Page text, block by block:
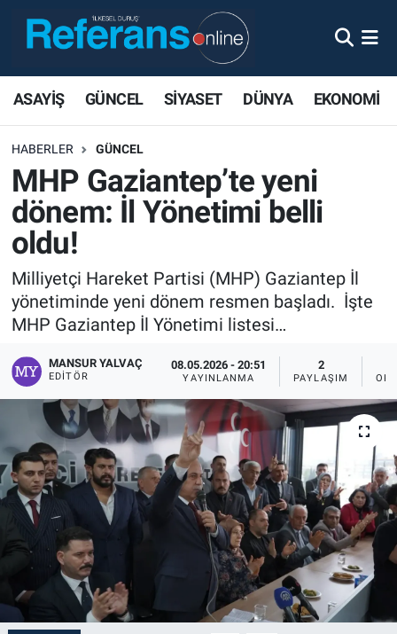
ASAYİŞ GÜNCEL SİYASET DÜNYA EKONOMİ
HABERLER GÜNCEL
MHP Gaziantep’te yeni
dönem: İl Yönetimi belli
oldu!
Milliyetçi Hareket Partisi (MHP) Gaziantep İl
yönetiminde yeni dönem resmen başladı. İşte
MHP Gaziantep İl Yönetimi listesi…
MANSUR YALVAÇ
EDITÖR
08.05.2026 - 20:51
YAYINLANMA
2
PAYLAŞIM